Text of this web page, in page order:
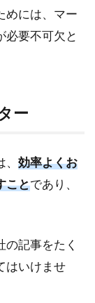
めには、マー
必要不可欠と
ー
効率よくお
ことであり、
記事をたく
はいけませ